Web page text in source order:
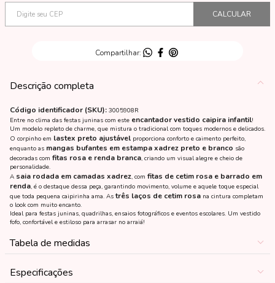
Descrição completa
Código identificador (SKU): 3005908R
Entre no clima das festas juninas com este encantador vestido caipira infantil!
Um modelo repleto de charme, que mistura o tradicional com toques modernos e delicados.
O corpinho em lastex preto ajustável proporciona conforto e caimento perfeito,
enquanto as mangas bufantes em estampa xadrez preto e branco são
decoradas com fitas rosa e renda branca, criando um visual alegre e cheio de
personalidade.
A saia rodada em camadas xadrez, com fitas de cetim rosa e barrado em
renda, é o destaque dessa peça, garantindo movimento, volume e aquele toque especial
que toda pequena caipirinha ama. Astrês laços de cetim rosa na cintura completam
o look com muito encanto.
Ideal para festas juninas, quadrilhas, ensaios fotográficos e eventos escolares. Um vestido
fofo, confortável e estiloso para arrasar no arraiá!
Tabela de medidas
Especificações